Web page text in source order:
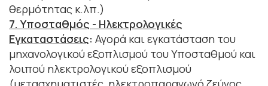
θερμότητας κ.λπ.)
7. Υποσταθμός - Ηλεκτρολογικές
Εγκαταστάσεις: Αγορά και εγκατάσταση του
μηχανολογικού εξοπλισμού του Υποσταθμού και
λοιπού ηλεκτρολογικού εξοπλισμού